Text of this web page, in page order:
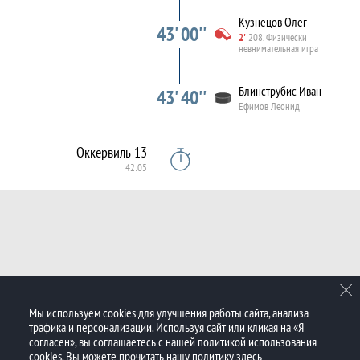
43' 00'' Кузнецов Олег
2' 208. Физически
невнимательная игра
43' 40'' Блинструбис Иван
Ефимов Леонид
Оккервиль 13
42:05
Мы используем cookies для улучшения работы сайта, анализа
трафика и персонализации. Используя сайт или кликая на «Я
согласен», вы соглашаетесь с нашей политикой использования
cookies. Вы можете прочитать нашу политикуздесь